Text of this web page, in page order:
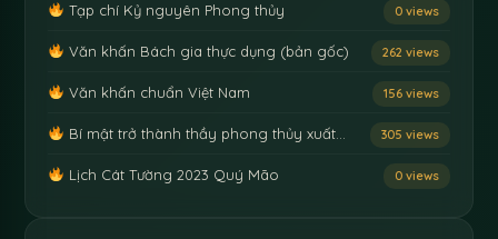
Tạp chí Kỷ nguyên Phong thủy 0 views
Văn khấn Bách gia thực dụng (bản gốc) 262 views
Văn khấn chuẩn Việt Nam 156 views
Bí mật trở thành thầy phong thủy xuất… 305 views
Lịch Cát Tường 2023 Quý Mão 0 views